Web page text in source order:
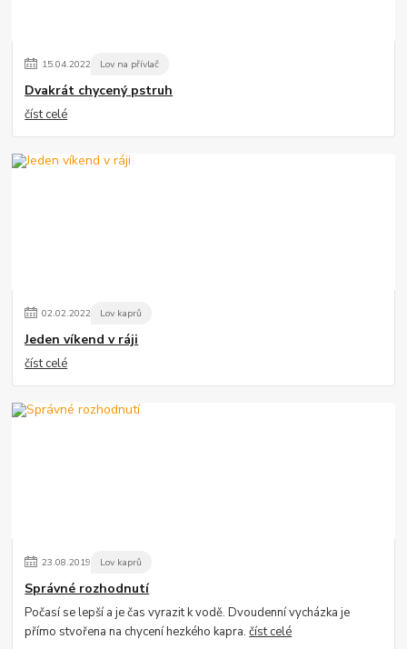
15.04.2022 Lov na přívlač
Dvakrát chycený pstruh
číst celé
02.02.2022 Lov kaprů
Jeden víkend v ráji
číst celé
23.08.2019 Lov kaprů
Správné rozhodnutí
Počasí se lepší a je čas vyrazit k vodě. Dvoudenní vycházka je
přímo stvořena na chycení hezkého kapra.číst celé